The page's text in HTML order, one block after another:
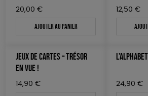
20,00 €
Ajouter au panier
12,50 €
JEUX DE CARTES – TRÉSOR
EN VUE !
14,90 € 24,90 €